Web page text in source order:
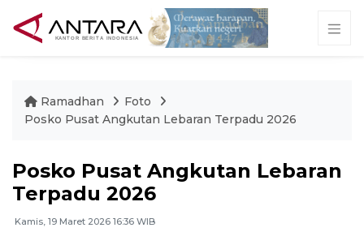
Ramadhan
Foto
Posko Pusat Angkutan Lebaran Terpadu 2026
Posko Pusat Angkutan Lebaran
Terpadu 2026
Kamis, 19 Maret 2026 16:36 WIB